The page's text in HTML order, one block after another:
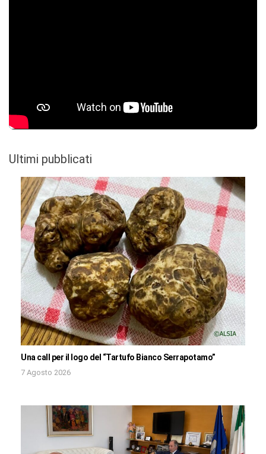
Ultimi pubblicati
Una call per il logo del “Tartufo Bianco Serrapotamo”
7 Agosto 2026